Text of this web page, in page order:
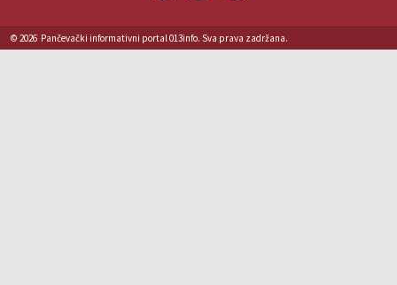
© 2026 Pančevački informativni portal 013info. Sva prava zadržana.